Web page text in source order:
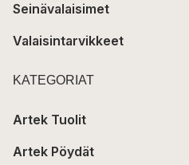
Seinävalaisimet
Valaisintarvikkeet
KATEGORIAT
Artek Tuolit
Artek Pöydät